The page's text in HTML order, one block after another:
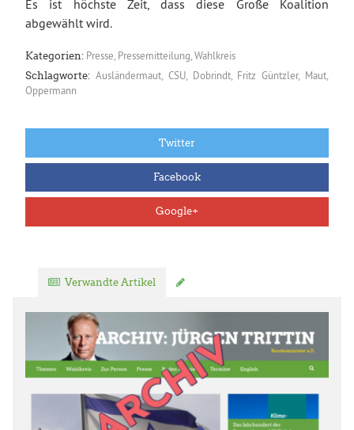
Es ist höchste Zeit, dass diese Große Koalition
abgewählt wird.
Kategorien: Presse Pressemitteilung Wahlkreis
Schlagworte: Ausländermaut, CSU, Dobrindt, Fritz Güntzler, Maut
Oppermann
Twitter
Facebook
Google+
Verwandte Artikel